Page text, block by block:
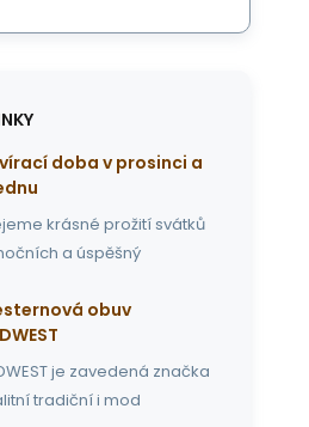
doba v prosinci a
krásné prožití svátků
a úspěšný
obuv
je zavedená značka
tradiční i mod